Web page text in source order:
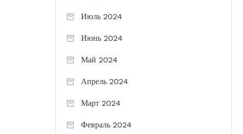
Июль 2024
Июнь 2024
Май 2024
Апрель 2024
Март 2024
Февраль 2024